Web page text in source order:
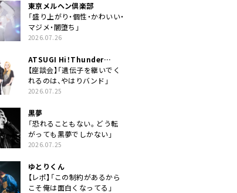
東京メルヘン倶楽部
「盛り上がり・個性・かわいい・
マジメ・闇堕ち」
2026.07.26
ATSUGI Hi！Thunder
Rock Festival
【座談会】「遺伝子を継いでく
れるのは、やはりバンド」
2026.07.25
黒夢
「恐れることもない。どう転
がっても黒夢でしかない」
2026.07.25
ゆとりくん
【レポ】「この制約があるから
こそ俺は面白くなってる」